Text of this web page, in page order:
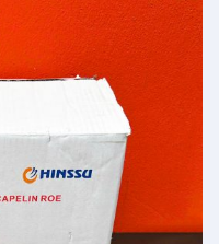
Add to
wishlist